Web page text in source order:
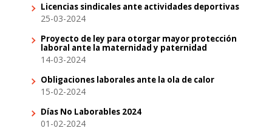
Licencias sindicales ante actividades deportivas
25-03-2024
Proyecto de ley para otorgar mayor protección
laboral ante la maternidad y paternidad
14-03-2024
Obligaciones laborales ante la ola de calor
15-02-2024
Días No Laborables 2024
01-02-2024